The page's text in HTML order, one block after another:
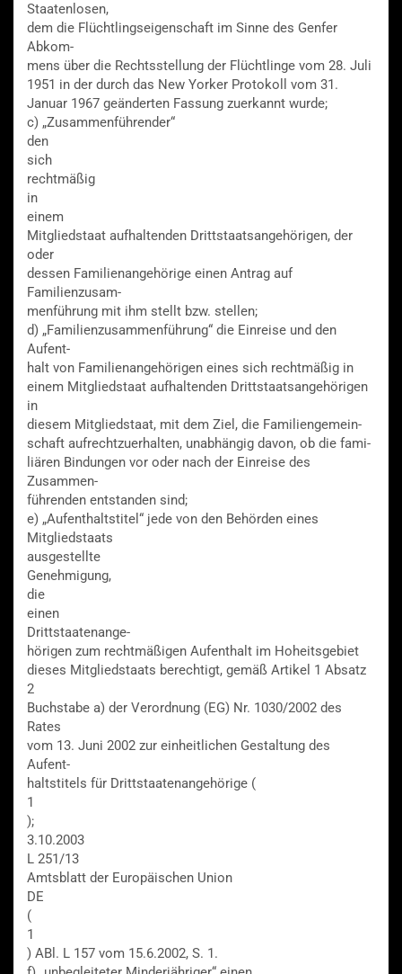
Staatenlosen,
dem die Flüchtlingseigenschaft im Sinne des Genfer
Abkom-
mens über die Rechtsstellung der Flüchtlinge vom 28. Juli
1951 in der durch das New Yorker Protokoll vom 31.
Januar 1967 geänderten Fassung zuerkannt wurde;
c) „Zusammenführender“
den
sich
rechtmäßig
in
einem
Mitgliedstaat aufhaltenden Drittstaatsangehörigen, der
oder
dessen Familienangehörige einen Antrag auf
Familienzusam-
menführung mit ihm stellt bzw. stellen;
d) „Familienzusammenführung“ die Einreise und den
Aufent-
halt von Familienangehörigen eines sich rechtmäßig in
einem Mitgliedstaat aufhaltenden Drittstaatsangehörigen
in
diesem Mitgliedstaat, mit dem Ziel, die Familiengemein-
schaft aufrechtzuerhalten, unabhängig davon, ob die fami-
liären Bindungen vor oder nach der Einreise des
Zusammen-
führenden entstanden sind;
e) „Aufenthaltstitel“ jede von den Behörden eines
Mitgliedstaats
ausgestellte
Genehmigung,
die
einen
Drittstaatenange-
hörigen zum rechtmäßigen Aufenthalt im Hoheitsgebiet
dieses Mitgliedstaats berechtigt, gemäß Artikel 1 Absatz
2
Buchstabe a) der Verordnung (EG) Nr. 1030/2002 des
Rates
vom 13. Juni 2002 zur einheitlichen Gestaltung des
Aufent-
haltstitels für Drittstaatenangehörige (
1
);
3.10.2003
L 251/13
Amtsblatt der Europäischen Union
DE
(
1
) ABl. L 157 vom 15.6.2002, S. 1.